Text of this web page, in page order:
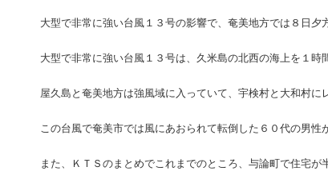
大型で非常に強い台風１３号の影響で、奄美地方では８日夕
大型で非常に強い台風１３号は、久米島の北西の海上を１時
屋久島と奄美地方は強風域に入っていて、宇検村と大和村に
この台風で奄美市では風にあおられて転倒した６０代の男性
また、ＫＴＳのまとめでこれまでのところ、与論町で住宅